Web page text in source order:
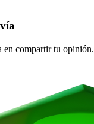
en compartir tu opinión.